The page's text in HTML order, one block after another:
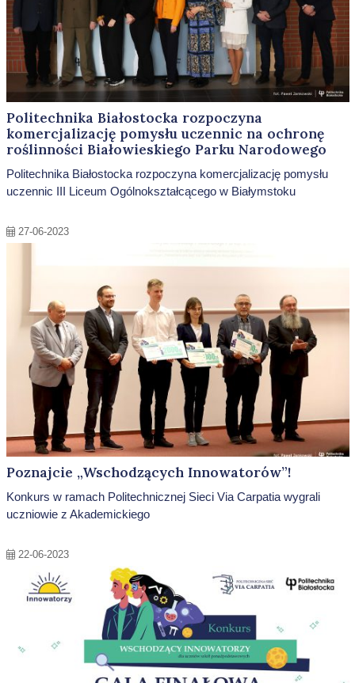
Politechnika Białostocka rozpoczyna
komercjalizację pomysłu uczennic na ochronę
roślinności Białowieskiego Parku Narodowego
Politechnika Białostocka rozpoczyna komercjalizację pomysłu
uczennic III Liceum Ogólnokształcącego w Białymstoku
27-06-2023
Poznajcie „Wschodzących Innowatorów”!
Konkurs w ramach Politechnicznej Sieci Via Carpatia wygrali
uczniowie z Akademickiego
22-06-2023